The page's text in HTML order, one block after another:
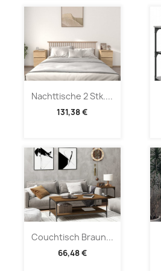
Nachttische 2 Stk....
131,38 €
Couchtisch Braun...
66,48 €